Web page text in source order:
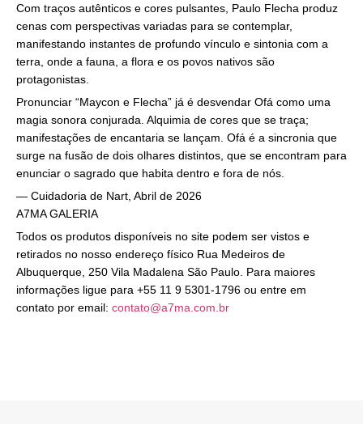
Com traços autênticos e cores pulsantes, Paulo Flecha produz
cenas com perspectivas variadas para se contemplar,
manifestando instantes de profundo vínculo e sintonia com a
terra, onde a fauna, a flora e os povos nativos são
protagonistas.
Pronunciar “Maycon e Flecha” já é desvendar Ofá como uma
magia sonora conjurada. Alquimia de cores que se traça;
manifestações de encantaria se lançam. Ofá é a sincronia que
surge na fusão de dois olhares distintos, que se encontram para
enunciar o sagrado que habita dentro e fora de nós.
— Cuidadoria de Nart, Abril de 2026
A7MA GALERIA
Todos os produtos disponíveis no site podem ser vistos e
retirados no nosso endereço físico Rua Medeiros de
Albuquerque, 250 Vila Madalena São Paulo. Para maiores
informações ligue para +55 11 9 5301-1796 ou entre em
contato por email: contato@a7ma.com.br